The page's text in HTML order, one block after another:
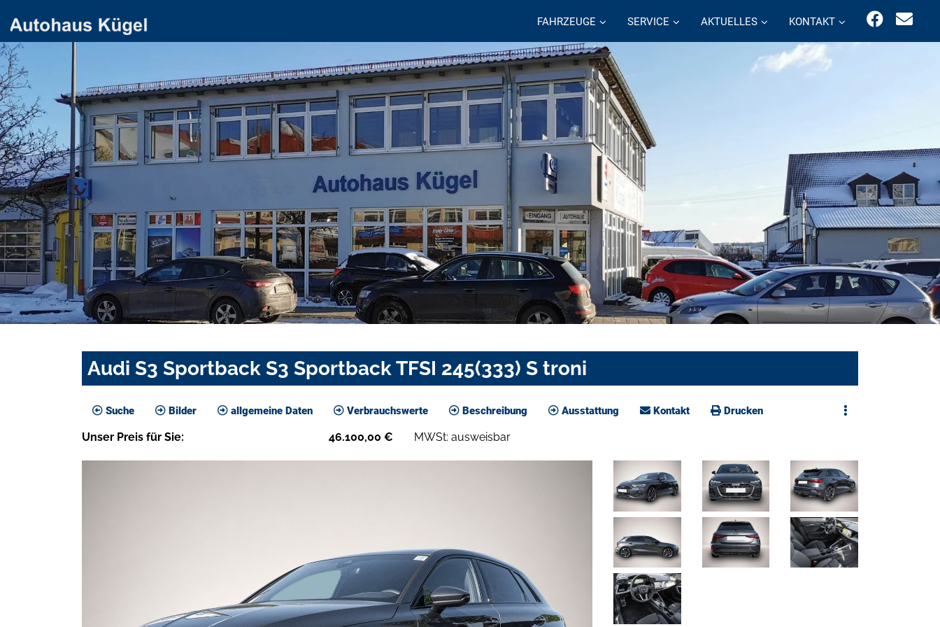
FAHRZEUGE SERVICE AKTUELLES KONTAKT
Audi S3 Sportback S3 Sportback TFSI 245(333) S troni
Suche Bilder allgemeine Daten Verbrauchswerte Beschreibung Ausstattung Kontakt Drucken
Unser Preis für Sie: 46.100,00 € MWSt: ausweisbar